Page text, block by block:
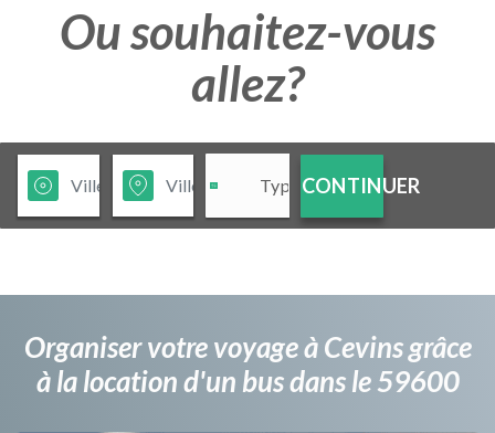
Ou souhaitez-vous
allez?
CONTINUER
Organiser votre voyage à Cevins grâce
à la location d'un bus dans le 59600